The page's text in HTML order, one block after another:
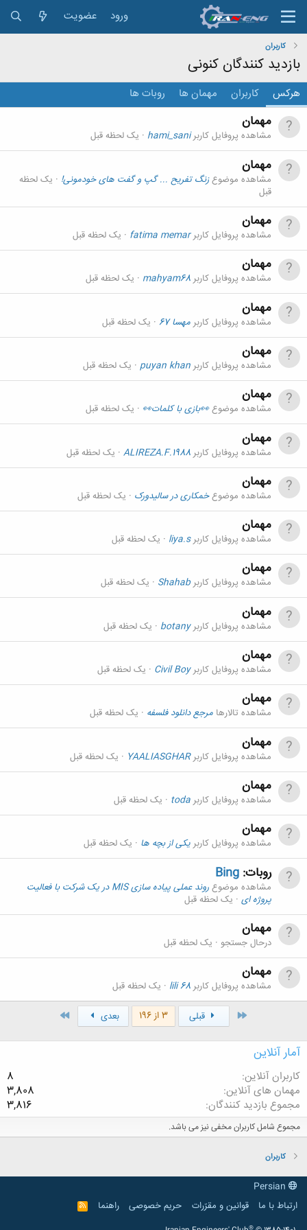
ورود عضویت
کاربران
بازدید کنندگان کنونی
هرکس کاربران مهمان ها روبات ها
مهمان
مشاهده پروفایل کاربرhami_sani یک لحظه قبل
مهمان
مشاهده موضوعزنگ تفریح ... گپ و گفت های خودمونی!
یک لحظه
قبل
مهمان
مشاهده پروفایل کاربرfatima memar یک لحظه قبل
مهمان
مشاهده پروفایل کاربرmahyam68 یک لحظه قبل
مهمان
مشاهده پروفایل کاربرمهسا 67 یک لحظه قبل
مهمان
مشاهده پروفایل کاربرpuyan khan یک لحظه قبل
مهمان
مشاهده موضوع👀بازی با کلمات👀 یک لحظه قبل
مهمان
مشاهده پروفایل کاربرALIREZA.F.1988 یک لحظه قبل
مهمان
مشاهده موضوعخمکاری در سالیدورک یک لحظه قبل
مهمان
مشاهده پروفایل کاربرliya.s یک لحظه قبل
مهمان
مشاهده پروفایل کاربرShahab یک لحظه قبل
مهمان
مشاهده پروفایل کاربرbotany یک لحظه قبل
مهمان
مشاهده پروفایل کاربرCivil Boy یک لحظه قبل
مهمان
مشاهده تالارها مرجع دانلود فلسفه یک لحظه قبل
مهمان
مشاهده پروفایل کاربرYAALIASGHAR یک لحظه قبل
مهمان
مشاهده پروفایل کاربرtoda یک لحظه قبل
مهمان
مشاهده پروفایل کاربریکی از بچه ها یک لحظه قبل
روبات: Bing
مشاهده موضوع
روند عملی پياده سازی MIS در يک شرکت با فعاليت
پروژه ای یک لحظه قبل
مهمان
درحال جستجو یک لحظه قبل
مهمان
مشاهده پروفایل کاربرlili 68
یک لحظه قبل
قبلی 3 از 196 بعدی
آمار آنلاین
کاربران آنلاین
8
مهمان های آنلاین
3,808
مجموع بازدید کنندگان
3,816
مجموع شامل کاربران مخفی نیز می باشد.
کاربران
ارتباط با ما
قوانین و مقرّرات حریم خصوصی راهنما
R
S
®